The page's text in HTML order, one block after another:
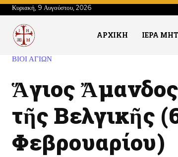
Κυριακή, 9 Αυγούστου, 2026
ΑΡΧΙΚΗ ΙΕΡΑ
ΒΙΟΙ ΑΓΙΩΝ
Ἅγιος
τῆς Βελγικῆς
Φεβρουαρίου)